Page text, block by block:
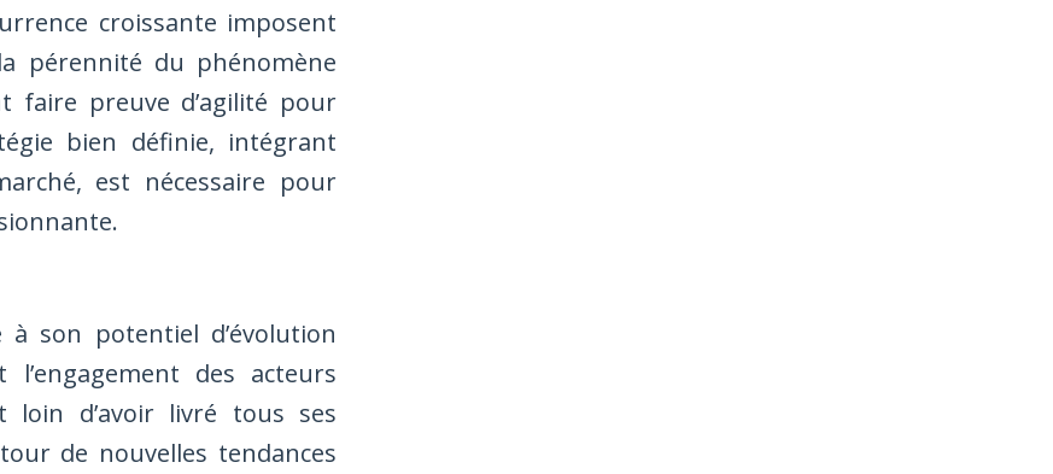
croissante imposent
pérennité du phénomène
faire preuve d’agilité pour
bien définie, intégrant
est nécessaire pour
à son potentiel d’évolution
des acteurs
loin d’avoir livré tous ses
de nouvelles tendances